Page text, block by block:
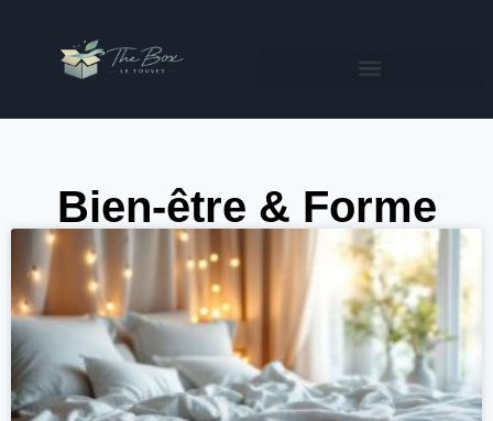
Bien-être & Forme